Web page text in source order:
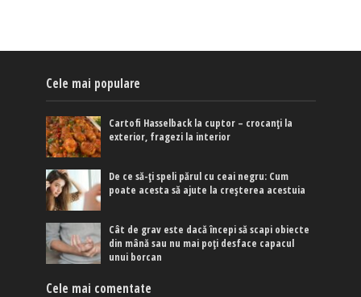
Cele mai populare
Cartofi Hasselback la cuptor – crocanți la
exterior, fragezi la interior
De ce să-ți speli părul cu ceai negru: Cum
poate acesta să ajute la creșterea acestuia
Cât de grav este dacă începi să scapi obiecte
din mână sau nu mai poți desface capacul
unui borcan
Cele mai comentate